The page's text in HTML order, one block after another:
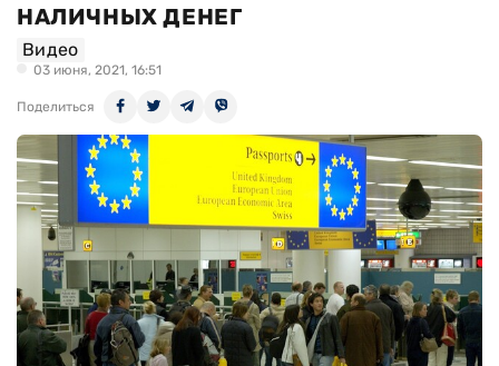
НАЛИЧНЫХ ДЕНЕГ
Видео
03 июня, 2021, 16:51
Поделиться